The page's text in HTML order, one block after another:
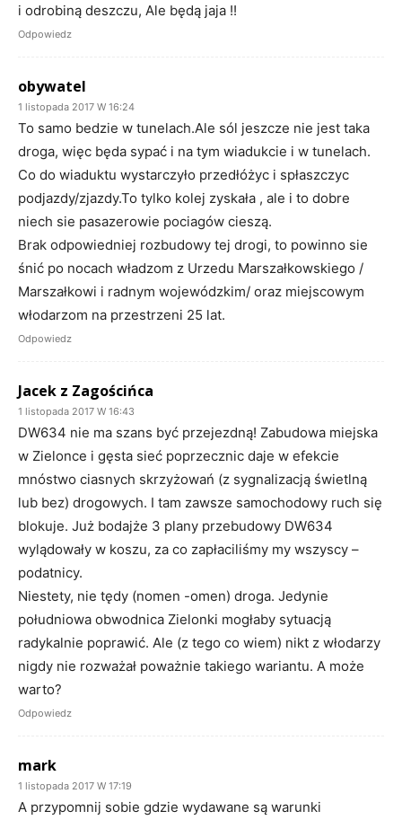
i odrobiną deszczu, Ale będą jaja !!
Odpowiedz
obywatel
1 listopada 2017 W 16:24
To samo bedzie w tunelach.Ale sól jeszcze nie jest taka
droga, więc będa sypać i na tym wiadukcie i w tunelach.
Co do wiaduktu wystarczyło przedłóżyc i spłaszczyc
podjazdy/zjazdy.To tylko kolej zyskała , ale i to dobre
niech sie pasazerowie pociagów cieszą.
Brak odpowiedniej rozbudowy tej drogi, to powinno sie
śnić po nocach władzom z Urzedu Marszałkowskiego /
Marszałkowi i radnym wojewódzkim/ oraz miejscowym
włodarzom na przestrzeni 25 lat.
Odpowiedz
Jacek z Zagościńca
1 listopada 2017 W 16:43
DW634 nie ma szans być przejezdną! Zabudowa miejska
w Zielonce i gęsta sieć poprzecznic daje w efekcie
mnóstwo ciasnych skrzyżowań (z sygnalizacją świetlną
lub bez) drogowych. I tam zawsze samochodowy ruch się
blokuje. Już bodajże 3 plany przebudowy DW634
wylądowały w koszu, za co zapłaciliśmy my wszyscy –
podatnicy.
Niestety, nie tędy (nomen -omen) droga. Jedynie
południowa obwodnica Zielonki mogłaby sytuacją
radykalnie poprawić. Ale (z tego co wiem) nikt z włodarzy
nigdy nie rozważał poważnie takiego wariantu. A może
warto?
Odpowiedz
mark
1 listopada 2017 W 17:19
A przypomnij sobie gdzie wydawane są warunki